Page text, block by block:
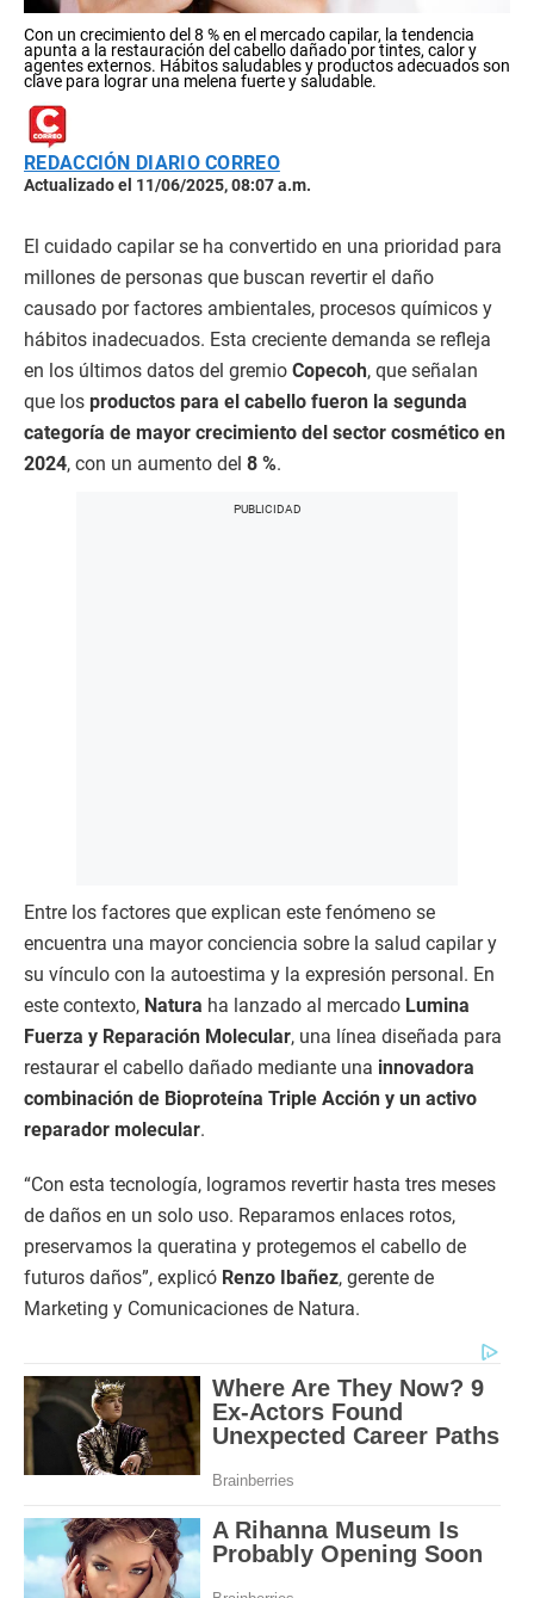
Con un crecimiento del 8 % en el mercado capilar, la tendencia
apunta a la restauración del cabello dañado por tintes, calor y
agentes externos. Hábitos saludables y productos adecuados son
clave para lograr una melena fuerte y saludable.
REDACCIÓN DIARIO CORREO
Actualizado el 11/06/2025, 08:07 a.m.
El cuidado capilar se ha convertido en una prioridad para
millones de personas que buscan revertir el daño
causado por factores ambientales, procesos químicos y
hábitos inadecuados. Esta creciente demanda se refleja
en los últimos datos del gremio Copecoh, que señalan
que los productos para el cabello fueron la segunda
categoría de mayor crecimiento del sector cosmético en
2024, con un aumento del 8 %.
Entre los factores que explican este fenómeno se
encuentra una mayor conciencia sobre la salud capilar y
su vínculo con la autoestima y la expresión personal. En
este contexto, Natura ha lanzado al mercado Lumina
Fuerza y Reparación Molecular, una línea diseñada para
restaurar el cabello dañado mediante una innovadora
combinación de Bioproteína Triple Acción y un activo
reparador molecular.
“Con esta tecnología, logramos revertir hasta tres meses
de daños en un solo uso. Reparamos enlaces rotos,
preservamos la queratina y protegemos el cabello de
futuros daños”, explicó Renzo Ibañez, gerente de
Marketing y Comunicaciones de Natura.